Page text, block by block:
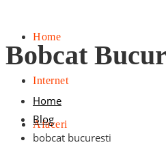
Home
Internet
Afaceri
Bobcat
Home
Blog
bobcat bucuresti